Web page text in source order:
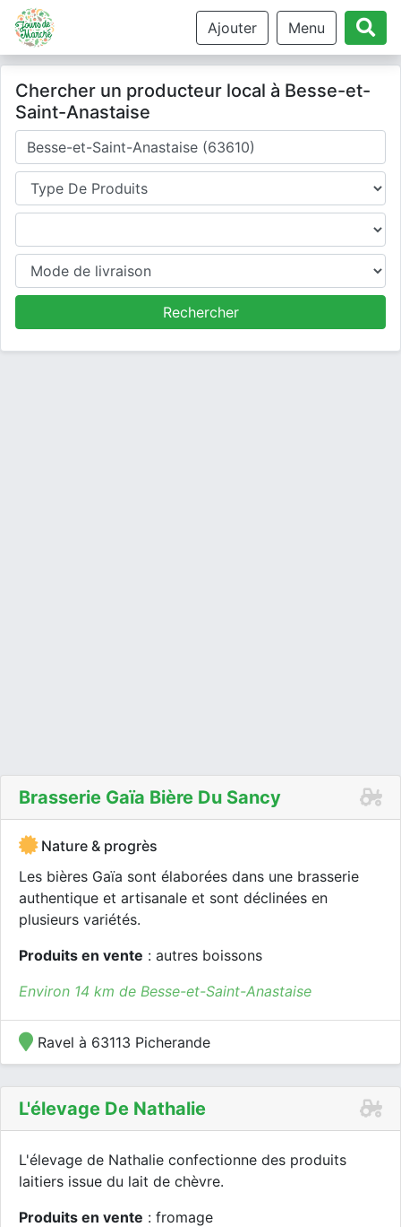
Ajouter Menu
Chercher un producteur local à Besse-et-
Saint-Anastaise
Où cherchez-vous un producteur ?
Type de produits
Produits
Mode de livraison
Rechercher
Brasserie Gaïa Bière Du Sancy
Nature & progrès
Les bières Gaïa sont élaborées dans une brasserie
authentique et artisanale et sont déclinées en
plusieurs variétés.
Produits en vente : autres boissons
Environ 14 km de Besse-et-Saint-Anastaise
Ravel à 63113 Picherande
L'élevage De Nathalie
L'élevage de Nathalie confectionne des produits
laitiers issue du lait de chèvre.
Produits en vente : fromage